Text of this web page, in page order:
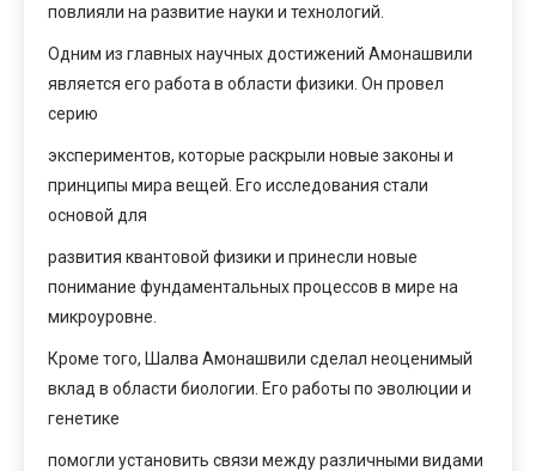
повлияли на развитие науки и технологий.
Одним из главных научных достижений Амонашвили
является его работа в области физики. Он провел
серию
экспериментов, которые раскрыли новые законы и
принципы мира вещей. Его исследования стали
основой для
развития квантовой физики и принесли новые
понимание фундаментальных процессов в мире на
микроуровне.
Кроме того, Шалва Амонашвили сделал неоценимый
вклад в области биологии. Его работы по эволюции и
генетике
помогли установить связи между различными видами